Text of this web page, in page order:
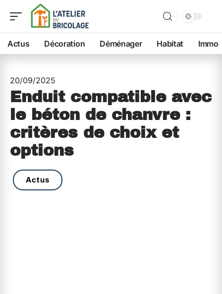
Actus Décoration Déménager Habitat Immo
20/09/2025
Enduit compatible avec
le béton de chanvre :
critères de choix et
options
Actus